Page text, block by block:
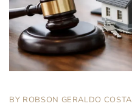
BY ROBSON GERALDO COSTA